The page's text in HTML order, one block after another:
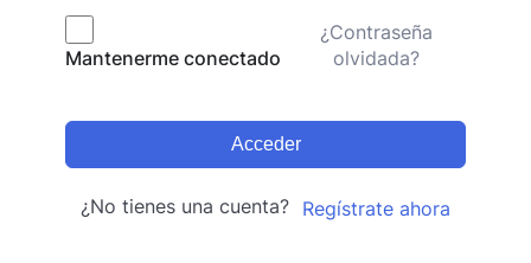
Mantenerme conectado
¿Contraseña
olvidada?
Acceder
¿No tienes una cuenta? Regístrate ahora